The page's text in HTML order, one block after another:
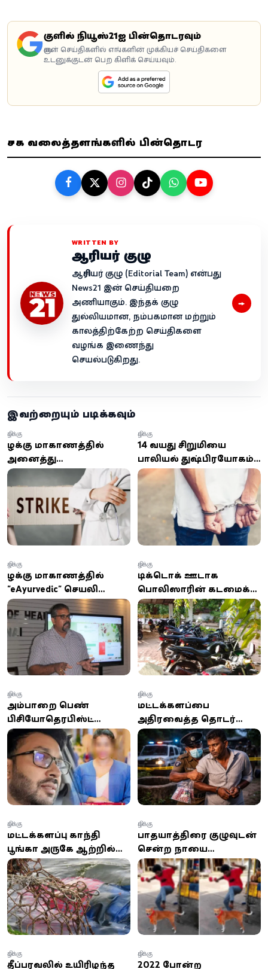
கூகுளில் நியூஸ்21ஐ பின்தொடரவும்
கூகுள் செய்திகளில் எங்களின் முக்கியச் செய்திகளை
உடனுக்குடன் பெற கிளிக் செய்யவும்.
சமூக வலைத்தளங்களில் பின்தொடர
WRITTEN BY
ஆசிரியர் குழு
ஆசிரியர் குழு (Editorial Team) என்பது
News21 இன் செய்தியறை
அணியாகும். இந்தக் குழு
துல்லியமான, நம்பகமான மற்றும்
காலத்திற்கேற்ற செய்திகளை
வழங்க இணைந்து
செயல்படுகிறது.
→
இவற்றையும் படிக்கவும்
கிழக்கு மாகாணத்தில்
அனைத்து
வைத்தியர்களும்
பணிநிறுத்தத்தில்
கிழக்கு
14 வயது சிறுமியை
பாலியல் துஷ்பிரயோகம்
செய்த வழக்கில் மௌலவி
கைது
கிழக்கு
கிழக்கு மாகாணத்தில்
"eAyurvedic" செயலி
அறிமுகம்!
கிழக்கு
டிக்டொக் ஊடாக
பொலிஸாரின் கடமைக்கு
இடையூறு; இருவர் கைது!
கிழக்கு
அம்பாறை பெண்
பிசியோதெரபிஸ்ட்
மரணம்: காதலன்
எனக்கூறப்படும் நபர்
குறித்து தீவிர விசாரணை
கிழக்கு
மட்டக்களப்பை
அதிரவைத்த தொடர்
கொலை-கொள்ளை:
மயக்க மருந்து வழங்கிய
முக்கிய சந்தேகநபர் கைது
கிழக்கு
மட்டக்களப்பு காந்தி
பூங்கா அருகே ஆற்றில்
மிதந்த ஆணின் சடலம்
மீட்பு
கிழக்கு
பாதயாத்திரை குழுவுடன்
சென்ற நாயை
உதைத்துத் துன்புறுத்திய
நபர் கைது
கிழக்கு
தீப்பரவலில் உயிரிழந்த
கிழக்கு
2022 போன்ற
கிழக்கு